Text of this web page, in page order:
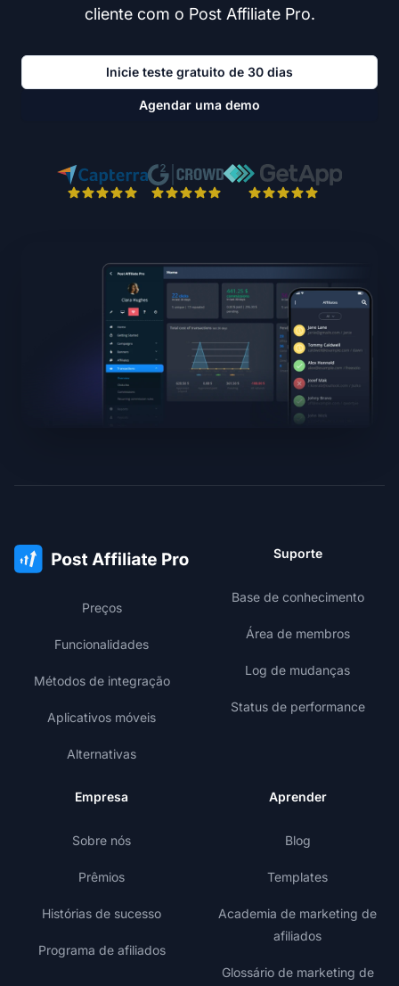
cliente com o Post Affiliate Pro.
Inicie teste gratuito de 30 dias
Agendar uma demo
Preços
Funcionalidades
Métodos de integração
Aplicativos móveis
Alternativas
Suporte
Base de conhecimento
Área de membros
Log de mudanças
Status de performance
Empresa
Sobre nós
Prêmios
Histórias de sucesso
Programa de afiliados
Aprender
Blog
Templates
Academia de marketing de
afiliados
Glossário de marketing de